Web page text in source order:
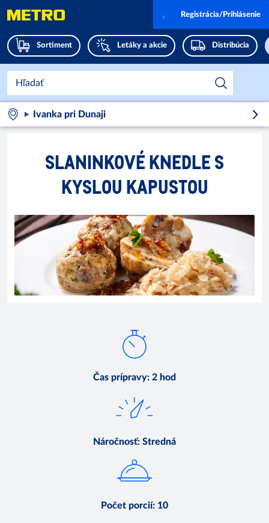
Sortiment Letáky a akcie Distribúcia
Registrácia/Prihlásenie
Ivanka pri Dunaji
SLANINKOVÉ KNEDLE S
KYSLOU KAPUSTOU
Čas prípravy: 2 hod
Náročnosť: Stredná
Počet porcií: 10